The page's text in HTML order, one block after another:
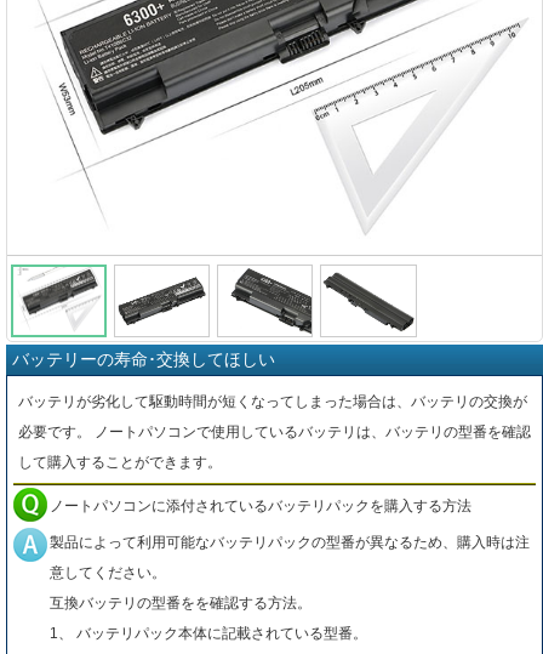
バッテリーの寿命･交換してほしい
バッテリが劣化して駆動時間が短くなってしまった場合は、バッテリの交換が
必要です。 ノートパソコンで使用しているバッテリは、バッテリの型番を確認
して購入することができます。
ノートパソコンに添付されているバッテリパックを購入する方法
製品によって利用可能なバッテリパックの型番が異なるため、購入時は注
意してください。
互換バッテリの型番をを確認する方法。
1、 バッテリパック本体に記載されている型番。